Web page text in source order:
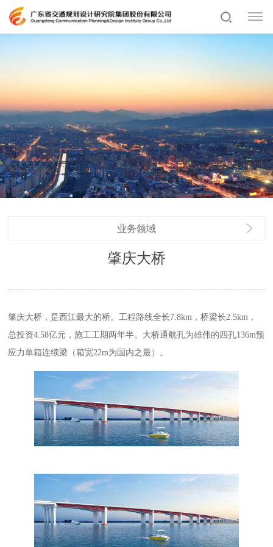
业务领域
肇庆大桥
肇庆大桥，是西江最大的桥。工程路线全长7.8km，桥梁长2.5km，
总投资4.58亿元，施工工期两年半。大桥通航孔为雄伟的四孔136m预
应力单箱连续梁（箱宽22m为国内之最）。